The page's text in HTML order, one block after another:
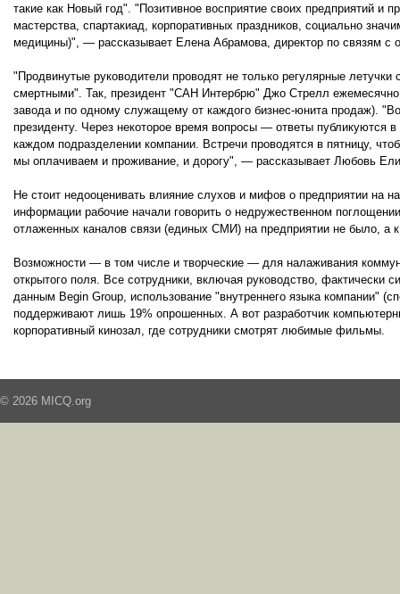
такие как Новый год". "Позитивное восприятие своих предприятий и
мастерства, спартакиад, корпоративных праздников, социально
медицины)", — рассказывает Елена Абрамова, директор по связям с
"Продвинутые руководители проводят не только регулярные
смертными". Так, президент "САН Интербрю" Джо Стрелл ежемесячно
завода и по одному служащему от каждого бизнес-юнита продаж).
президенту. Через некоторое время вопросы — ответы
каждом подразделении компании. Встречи проводятся в пятницу,
мы оплачиваем и проживание, и дорогу", — рассказывает Любовь
Не стоит недооценивать влияние слухов и мифов о предприятии на
информации рабочие начали говорить о недружественном
отлаженных каналов связи (единых СМИ) на предприятии не было, а
Возможности — в том числе и творческие — для налаживания
открытого поля. Все сотрудники, включая руководство, фактически
данным Begin Group, использование "внутреннего языка компании"
поддерживают лишь 19% опрошенных. А вот разработчик
корпоративный кинозал, где сотрудники смотрят любимые фильмы.
© 2026 MICQ.org